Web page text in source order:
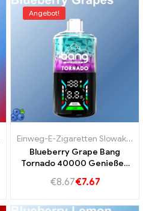
Einweg-E-Zigaretten Slowenien,
Angebot!
Einweg-E-Zigaretten Slowakei
Blueberry Grape Bang
Tornado 40000 Genießen
Geschmack von Blaubeeren
€8.67€7.67